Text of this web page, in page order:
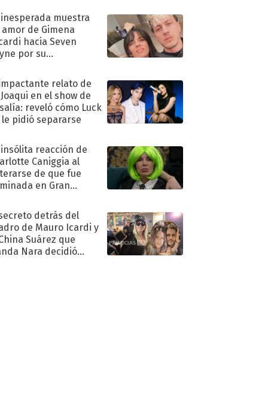
inesperada muestra
amor de Gimena
hacia Seven
por su
relato de
Joaqui en el show de
reveló cómo Luck
le pidió separarse
insólita reacción de
Caniggia al
de que fue
en Gran
detrás del
de Mauro Icardi y
Suárez que
Nara decidió